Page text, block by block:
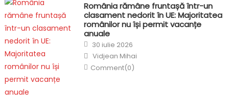
România rămâne fruntașă într-un
clasament nedorit în UE: Majoritatea
românilor nu își permit vacanțe
anuale
Posted
on
30 iulie 2026
Author
Vidjean Mihai
Comment(0)